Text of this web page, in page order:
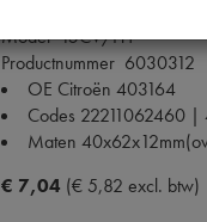
VERSNELLINGSBAK
Model15CV/HY
Productnummer 6030312
OE Citroën 403164
Codes 22211062460 |
Maten
€ 7,04 (€ 5,82 excl. btw)